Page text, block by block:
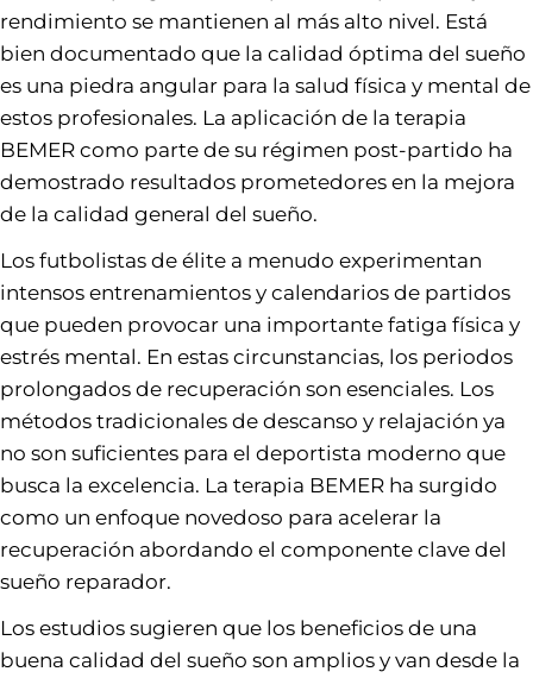
rendimiento se mantienen al más alto nivel. Está
bien documentado que la calidad óptima del sueño
es una piedra angular para la salud física y mental de
estos profesionales. La aplicación de la terapia
BEMER como parte de su régimen post-partido ha
demostrado resultados prometedores en la mejora
de la calidad general del sueño.
Los futbolistas de élite a menudo experimentan
intensos entrenamientos y calendarios de partidos
que pueden provocar una importante fatiga física y
estrés mental. En estas circunstancias, los periodos
prolongados de recuperación son esenciales. Los
métodos tradicionales de descanso y relajación ya
no son suficientes para el deportista moderno que
busca la excelencia. La terapia BEMER ha surgido
como un enfoque novedoso para acelerar la
recuperación abordando el componente clave del
sueño reparador.
Los estudios sugieren que los beneficios de una
buena calidad del sueño son amplios y van desde la